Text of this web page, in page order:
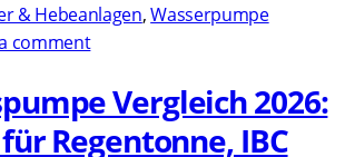
& Hebeanlagen,Wasserpumpe
comment
Vergleich 2026:
Regentonne, IBC